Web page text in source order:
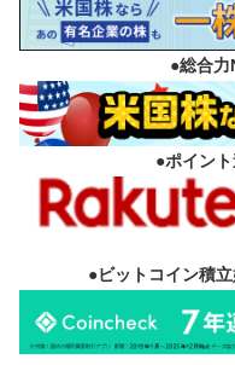
●総合力
●ポイン
●ビットコイン積